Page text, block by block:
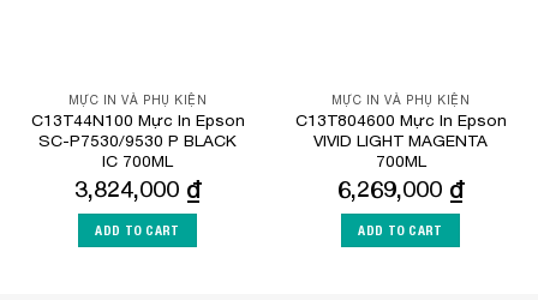
MỰC IN VÀ PHỤ KIỆN
C13T44N100 Mực In Epson
SC-P7530/9530 P BLACK
IC 700ML
3,824,000 ₫
ADD TO CART
MỰC IN VÀ PHỤ KIỆN
C13T804600 Mực In Epson
VIVID LIGHT MAGENTA
700ML
6,269,000 ₫
ADD TO CART